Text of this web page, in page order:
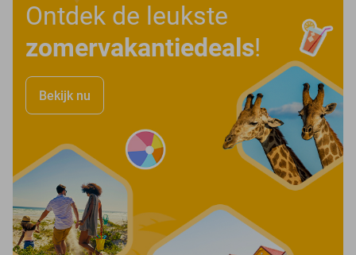
Ontdek de leukste
zomervakantiedeals!
Bekijk nu